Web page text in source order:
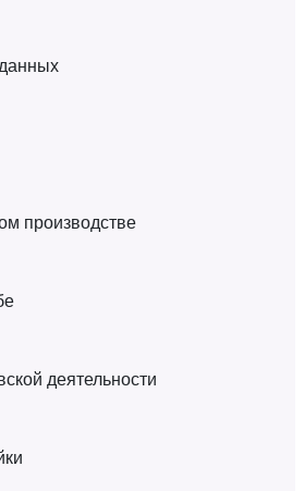
производстве
деятельности